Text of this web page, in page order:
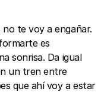
te voy a engañar.
es
sonrisa. Da igual
un tren entre
que ahí voy a estar